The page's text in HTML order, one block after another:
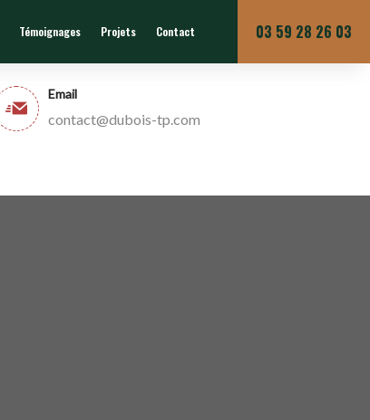
Du lundi au vendredi
Email
contact@dubois-tp.com
Témoignages Projets Contact 03 59 28 26 03